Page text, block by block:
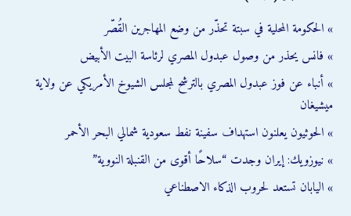
» الحكومة المحلية في سبتة تحذّر من وضع المهاجرين القُصّر
» فانس يحذر من وصول عبدول المصري لرئاسة البيت الأبيض
» أنباء عن فوز عبدول المصري بالترشح لمجلس الشيوخ الأمريكي عن ولاية
ميشيغان
» الحوثيون يعلنون استهداف سفينة نفط سعودية شمالي البحر الأحمر
» نيوزويك: إيران وجدت “سلاحًا أقوى من القنبلة النووية”
» اليابان تستعد لحروب الذكاء الاصطناعي